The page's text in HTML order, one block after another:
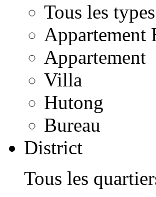
Tous les types
Appartement
Appartement
Villa
Hutong
Bureau
District
Tous les